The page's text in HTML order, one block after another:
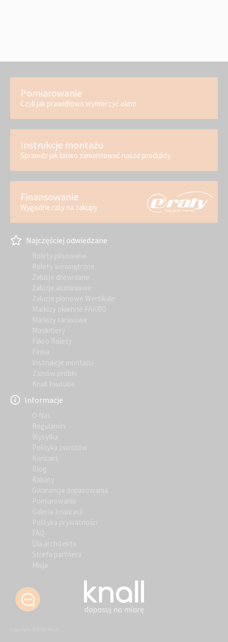
Pomiarowanie
Czyli jak prawidłowo wymierzyć okno
Instrukcje montażu
Sprawdz jak łatwo zamontować nasze produkty
Finansowanie
Wygodne raty na zakupy
Najczęściej odwiedzane
Rolety plisowane
Rolety wewnętrzne
Żaluzje drewniane
Żaluzje aluminiowe
Żaluzje pionowe Wertikale
Markizy okienne FAKRO
Markizy tarasowe
Moskitiery
Fakro Rolety
Firma
Instrukcje montażu
Zamów próbki
Knall Youtube
Informacje
O Nas
Regulamin
Wysyłka
Polityka zwrotów
Kontakt
Blog
Rabaty
Gwarancja dopasowania
Pomiarowanie
Galeria Inspiracji
Polityka prywatności
FAQ
Dla architekta
Strefa partnera
Misja